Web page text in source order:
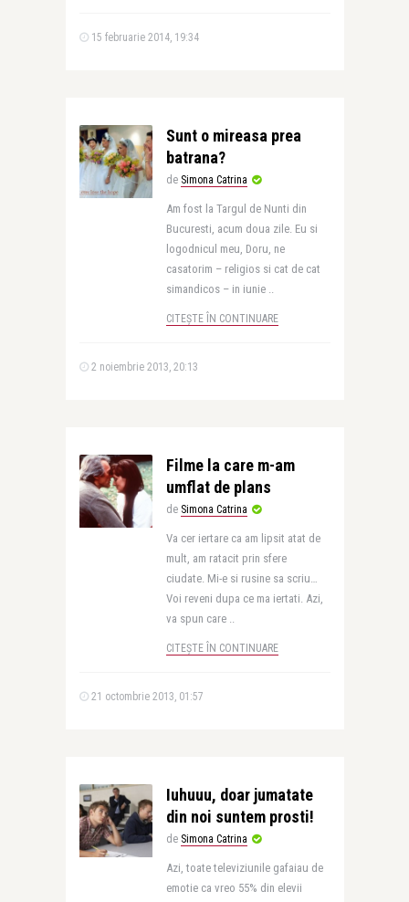
15 februarie 2014, 19:34
Sunt o mireasa prea
batrana?
de Simona Catrina
Am fost la Targul de Nunti din
Bucuresti, acum doua zile. Eu si
logodnicul meu, Doru, ne
casatorim – religios si cat de cat
simandicos – in iunie ..
CITEȘTE ÎN CONTINUARE
2 noiembrie 2013, 20:13
Filme la care m-am
umflat de plans
de Simona Catrina
Va cer iertare ca am lipsit atat de
mult, am ratacit prin sfere
ciudate. Mi-e si rusine sa scriu…
Voi reveni dupa ce ma iertati. Azi,
va spun care ..
CITEȘTE ÎN CONTINUARE
21 octombrie 2013, 01:57
Iuhuuu, doar jumatate
din noi suntem prosti!
de Simona Catrina
Azi, toate televiziunile gafaiau de
emotie ca vreo 55% din elevii